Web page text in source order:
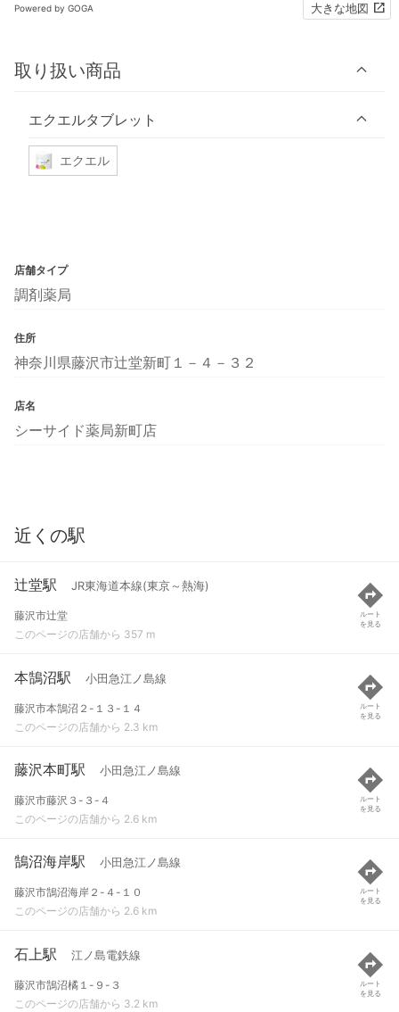
Powered by GOGA 大きな地図
取り扱い商品
エクエルタブレット
エクエル
店舗タイプ
調剤薬局
住所
神奈川県藤沢市辻堂新町１－４－３２
店名
シーサイド薬局新町店
近くの駅
辻堂駅 JR東海道本線(東京～熱海)
藤沢市辻堂
このページの店舗から 357 m
ルート
を見る
本鵠沼駅 小田急江ノ島線
藤沢市本鵠沼２-１３-１４
このページの店舗から 2.3 km
ルート
を見る
藤沢本町駅 小田急江ノ島線
藤沢市藤沢３-３-４
このページの店舗から 2.6 km
ルート
を見る
鵠沼海岸駅 小田急江ノ島線
藤沢市鵠沼海岸２-４-１０
このページの店舗から 2.6 km
ルート
を見る
石上駅 江ノ島電鉄線
藤沢市鵠沼橘１-９-３
このページの店舗から 3.2 km
ルート
を見る